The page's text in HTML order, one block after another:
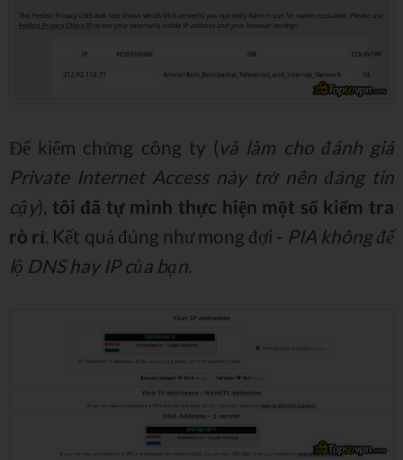
Để kiểm chứng công ty (và làm cho đánh giá
Private Internet Access này trở nên đáng tin
cậy), tôi đã tự mình thực hiện một số kiểm tra
rò rỉ. Kết quả đúng như mong đợi - PIA không để
lộ DNS hay IP của bạn.